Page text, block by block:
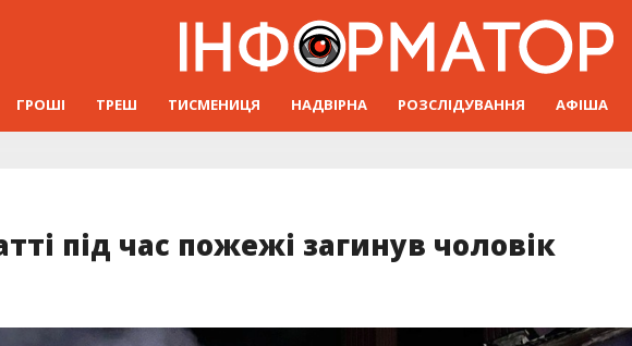
ГРОШІ ТРЕШ ТИСМЕНИЦЯ НАДВІРНА РОЗСЛІДУВАННЯ АФІША
під час пожежі загинув чоловік